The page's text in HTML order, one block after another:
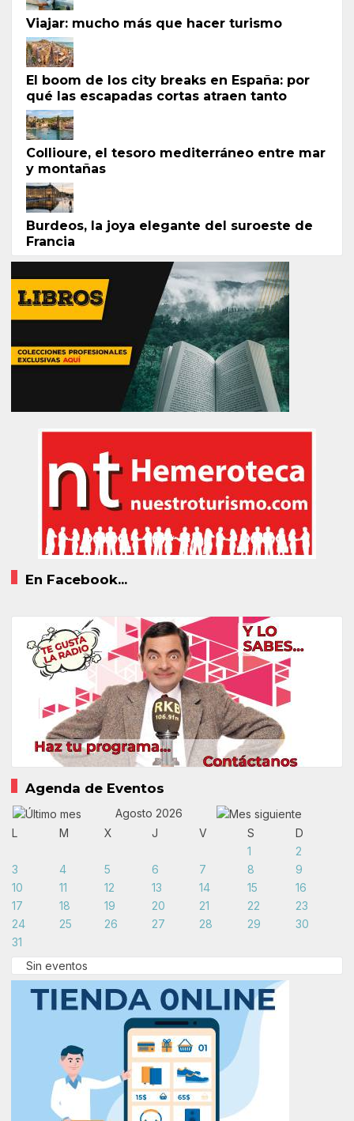
Viajar: mucho más que hacer turismo
El boom de los city breaks en España: por
qué las escapadas cortas atraen tanto
Collioure, el tesoro mediterráneo entre mar
y montañas
Burdeos, la joya elegante del suroeste de
Francia
En Facebook...
Agenda de Eventos
Agosto 2026
L
M X J V S
D
1
2
3
4 5 6 7 8
9
10
11 12 13 14 15
16
17
18 19 20 21 22
23
24
25 26 27 28 29
30
31
Sin eventos